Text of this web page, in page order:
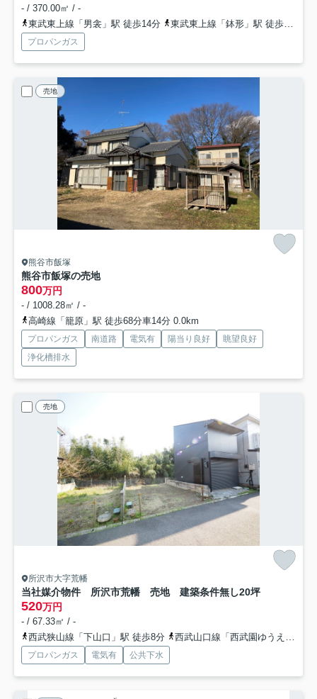
- / 370.00㎡ / -
東武東上線「男衾」駅 徒歩14分
東武東上線「鉢形」駅 徒歩23分
プロパンガス
売地
熊谷市飯塚
熊谷市飯塚の売地
800万円
- / 1008.28㎡ / -
高崎線「籠原」駅 徒歩68分車14分 0.0km
プロパンガス 南道路 電気有 陽当り良好
眺望良好
浄化槽排水
売地
所沢市大字荒幡
当社媒介物件 所沢市荒幡 売地 建築条件無し20坪
520万円
- / 67.33㎡ / -
西武狭山線「下山口」駅 徒歩8分
西武山口線「西武園ゆうえんち」駅 徒歩25分
プロパンガス 電気有 公共下水